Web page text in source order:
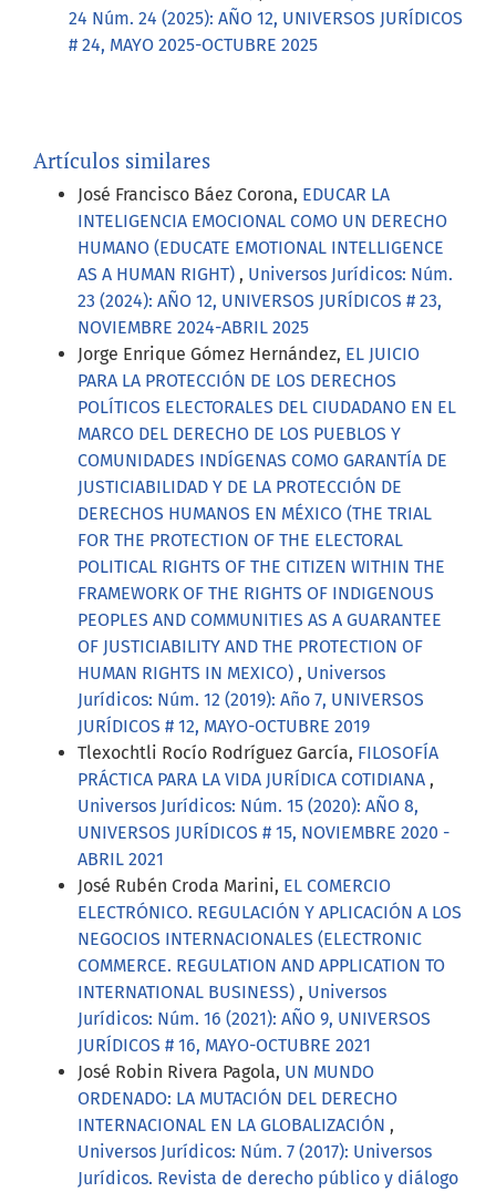
24 Núm. 24 (2025): AÑO 12, UNIVERSOS JURÍDICOS
# 24, MAYO 2025-OCTUBRE 2025
Artículos similares
José Francisco Báez Corona, EDUCAR LA
INTELIGENCIA EMOCIONAL COMO UN DERECHO
HUMANO (EDUCATE EMOTIONAL INTELLIGENCE
AS A HUMAN RIGHT) , Universos Jurídicos: Núm.
23 (2024): AÑO 12, UNIVERSOS JURÍDICOS # 23,
NOVIEMBRE 2024-ABRIL 2025
Jorge Enrique Gómez Hernández, EL JUICIO
PARA LA PROTECCIÓN DE LOS DERECHOS
POLÍTICOS ELECTORALES DEL CIUDADANO EN EL
MARCO DEL DERECHO DE LOS PUEBLOS Y
COMUNIDADES INDÍGENAS COMO GARANTÍA DE
JUSTICIABILIDAD Y DE LA PROTECCIÓN DE
DERECHOS HUMANOS EN MÉXICO (THE TRIAL
FOR THE PROTECTION OF THE ELECTORAL
POLITICAL RIGHTS OF THE CITIZEN WITHIN THE
FRAMEWORK OF THE RIGHTS OF INDIGENOUS
PEOPLES AND COMMUNITIES AS A GUARANTEE
OF JUSTICIABILITY AND THE PROTECTION OF
HUMAN RIGHTS IN MEXICO) , Universos
Jurídicos: Núm. 12 (2019): Año 7, UNIVERSOS
JURÍDICOS # 12, MAYO-OCTUBRE 2019
Tlexochtli Rocío Rodríguez García, FILOSOFÍA
PRÁCTICA PARA LA VIDA JURÍDICA COTIDIANA ,
Universos Jurídicos: Núm. 15 (2020): AÑO 8,
UNIVERSOS JURÍDICOS # 15, NOVIEMBRE 2020 -
ABRIL 2021
José Rubén Croda Marini, EL COMERCIO
ELECTRÓNICO. REGULACIÓN Y APLICACIÓN A LOS
NEGOCIOS INTERNACIONALES (ELECTRONIC
COMMERCE. REGULATION AND APPLICATION TO
INTERNATIONAL BUSINESS) , Universos
Jurídicos: Núm. 16 (2021): AÑO 9, UNIVERSOS
JURÍDICOS # 16, MAYO-OCTUBRE 2021
José Robin Rivera Pagola, UN MUNDO
ORDENADO: LA MUTACIÓN DEL DERECHO
INTERNACIONAL EN LA GLOBALIZACIÓN ,
Universos Jurídicos: Núm. 7 (2017): Universos
Jurídicos. Revista de derecho público y diálogo